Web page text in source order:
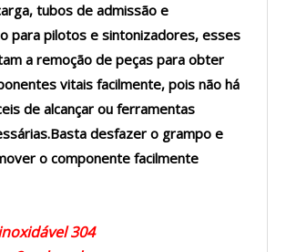
tubos de admissão e
para pilotos e sintonizadores, esses
a remoção de peças para obter
vitais facilmente, pois não há
de alcançar ou ferramentas
desfazer o grampo e
o componente facilmente
304